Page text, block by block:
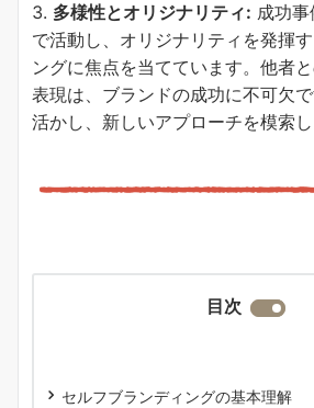
多様性とオリジナリティ: 成功
で活動し、オリジナリティを発揮
ングに焦点を当てています。他者
表現は、ブランドの成功に不可欠
活かし、新しいアプローチを模索し
目次
セルフブランディングの基本理解